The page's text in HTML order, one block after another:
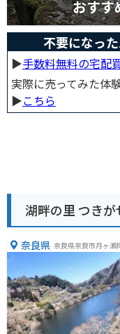
おすす
不要になっ
▶︎手数料無料の宅配
実際に売ってみた体
▶︎こちら
湖畔の里 つき
奈良県 奈良県奈良市月ヶ瀬